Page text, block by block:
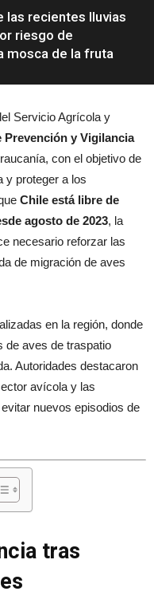
las recientes lluvias
riesgo de
mosca de la fruta
Servicio Agrícola y
Prevención y Vigilancia
con el objetivo de
y proteger a los
Chile está libre de
agosto de 2023, la
necesario reforzar las
de migración de aves
en la región, donde
de aves de traspatio
Autoridades destacaron
avícola y las
nuevos episodios de
tras